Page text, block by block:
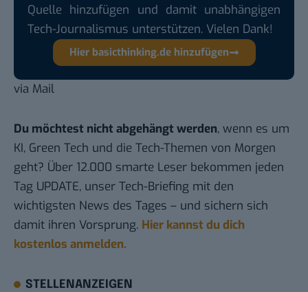
Quelle hinzufügen und damit unabhängigen
Tech-Journalismus unterstützen. Vielen Dank!
Hier basicthinking.de hinzufügen
via Mail
Du möchtest nicht abgehängt werden, wenn es um
KI, Green Tech und die Tech-Themen von Morgen
geht? Über 12.000 smarte Leser bekommen jeden
Tag UPDATE, unser Tech-Briefing mit den
wichtigsten News des Tages – und sichern sich
damit ihren Vorsprung. Hier kannst du dich
kostenlos anmelden.
STELLENANZEIGEN